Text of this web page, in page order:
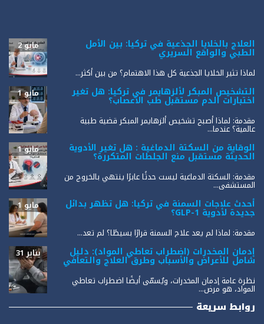
العلاج بالخلايا الجذعية في تركيا: بين الأمل
الطبي والواقع السريري
مايو 2
لماذا تثير الخلايا الجذعية كل هذا الاهتمام؟ من بين أكثر...
التشخيص المبكر لألزهايمر في تركيا: هل تغير
اختبارات الدم مستقبل طب الأعصاب؟
مايو 1
مقدمة: لماذا أصبح تشخيص ألزهايمر المبكر قضية طبية
عالمية؟ عندما...
الوقاية من السكتة الدماغية : هل تغير الأدوية
الحديثة مستقبل منع الجلطات المتكررة؟
مايو 1
مقدمة: السكتة الدماغية ليست حدثًا عابرًا ينتهي بالخروج من
المستشفى...
أحدث علاجات السمنة في تركيا: هل تظهر بدائل
جديدة لأدوية GLP-1؟
مايو 1
مقدمة: لماذا لم يعد علاج السمنة قرارًا بسيطًا؟ لم تعد...
إدمان المخدرات (اضطراب تعاطي المواد): دليل
شامل للأعراض والأسباب وطرق العلاج والتعافي
يناير 31
نظرة عامة إدمان المخدرات، ويُسمّى أيضًا اضطراب تعاطي
المواد، هو مرض...
روابط سريعة